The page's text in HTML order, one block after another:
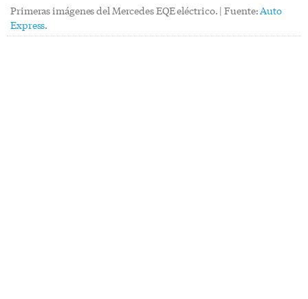
Primeras imágenes del Mercedes EQE eléctrico. | Fuente:Auto
Express.